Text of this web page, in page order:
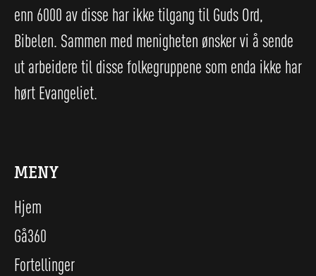
enn 6000 av disse har ikke tilgang til Guds Ord,
Bibelen. Sammen med menigheten ønsker vi å sende
ut arbeidere til disse folkegruppene som enda ikke har
hørt Evangeliet.
MENY
Hjem
Gå360
Fortellinger